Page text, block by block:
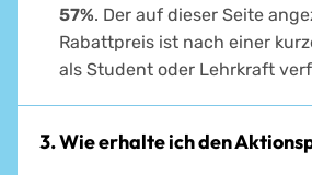
57%. Der auf dieser Seite
Rabattpreis ist nach einer
als Student oder Lehrkraft
3. Wie erhalte ich den